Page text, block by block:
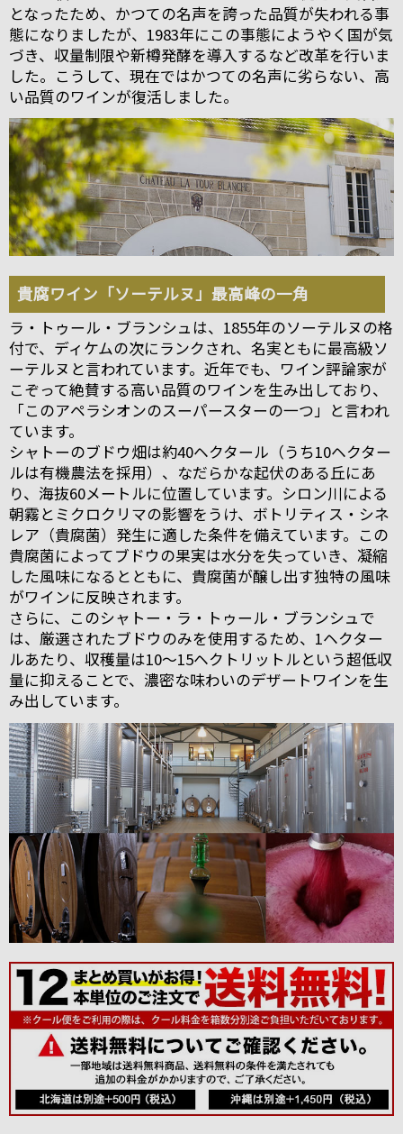
となったため、かつての名声を誇った品質が失われる事
態になりましたが、1983年にこの事態にようやく国が気
づき、収量制限や新樽発酵を導入するなど改革を行いま
した。こうして、現在ではかつての名声に劣らない、高
い品質のワインが復活しました。
貴腐ワイン「ソーテルヌ」最高峰の一角
ラ・トゥール・ブランシュは、1855年のソーテルヌの格
付で、ディケムの次にランクされ、名実ともに最高級ソ
ーテルヌと言われています。近年でも、ワイン評論家が
こぞって絶賛する高い品質のワインを生み出しており、
「このアペラシオンのスーパースターの一つ」と言われ
ています。
シャトーのブドウ畑は約40ヘクタール（うち10ヘクター
ルは有機農法を採用）、なだらかな起伏のある丘にあ
り、海抜60メートルに位置しています。シロン川による
朝霧とミクロクリマの影響をうけ、ボトリティス・シネ
レア（貴腐菌）発生に適した条件を備えています。この
貴腐菌によってブドウの果実は水分を失っていき、凝縮
した風味になるとともに、貴腐菌が醸し出す独特の風味
がワインに反映されます。
さらに、このシャトー・ラ・トゥール・ブランシュで
は、厳選されたブドウのみを使用するため、1ヘクター
ルあたり、収穫量は10～15ヘクトリットルという超低収
量に抑えることで、濃密な味わいのデザートワインを生
み出しています。